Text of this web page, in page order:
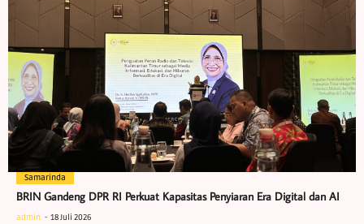
Samarinda
BRIN Gandeng DPR RI Perkuat Kapasitas Penyiaran Era Digital dan AI
admin 18 Juli 2026